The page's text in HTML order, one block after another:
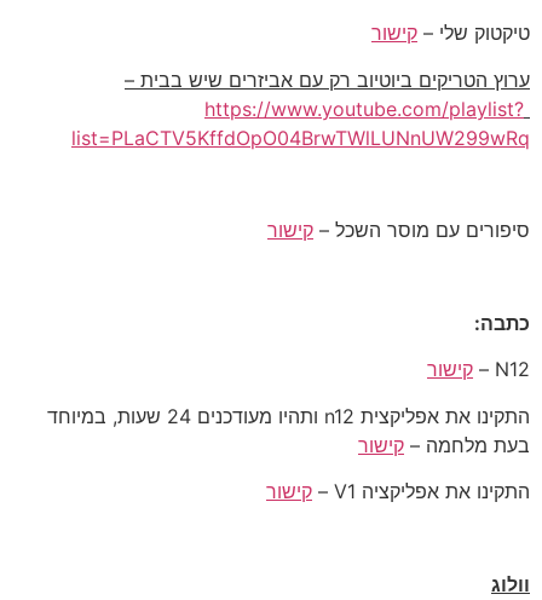
טיקטוק שלי – קישור
ערוץ הטריקים ביוטיוב רק עם אביזרים שיש בבית –
https://www.youtube.com/playlist?
list=PLaCTV5KffdOpO04BrwTWlLUNnUW299wRq
סיפורים עם מוסר השכל – קישור
כתבה:
N12 –
קישור
התקינו את אפליקצית n12 ותהיו מעודכנים 24 שעות, במיוחד
בעת מלחמה – קישור
התקינו את אפליקציה V1 –
קישור
וולוג